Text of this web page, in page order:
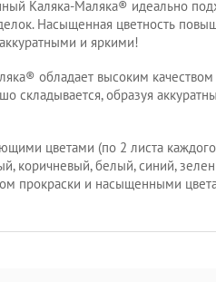
Каляка-Маляка® идеально
Насыщенная цветность
и яркими!
обладает высоким
складывается, образуя
цветами (по 2 листа
коричневый, белый, синий,
прокраски и насыщенными